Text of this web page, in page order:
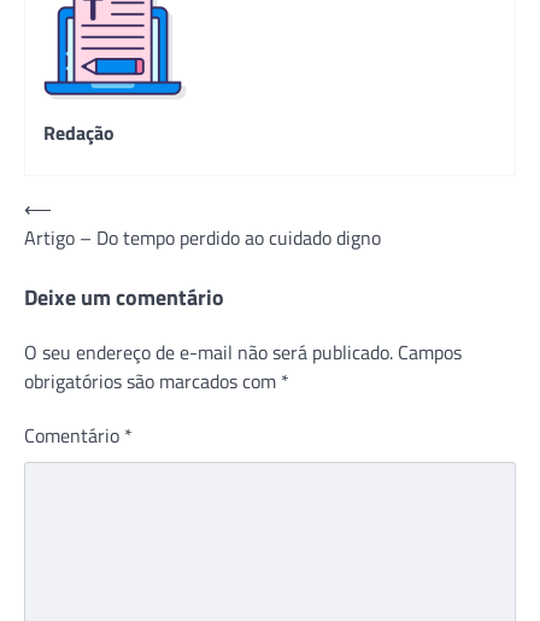
Redação
Navegação
de
Post
⟵
Artigo – Do tempo perdido ao cuidado digno
Deixe um comentário
O seu endereço de e-mail não será publicado. Campos
obrigatórios são marcados com *
Comentário *